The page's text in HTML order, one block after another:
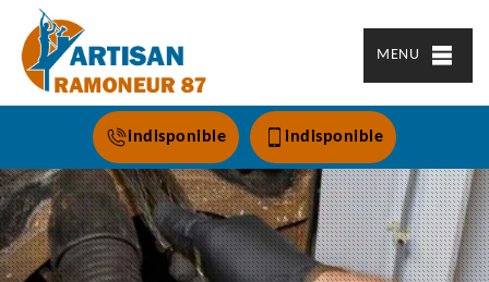
MENU
indisponible indisponible